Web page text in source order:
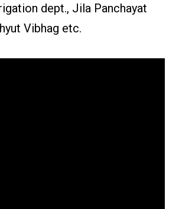
dept., Jila Panchayat
Vibhag etc.